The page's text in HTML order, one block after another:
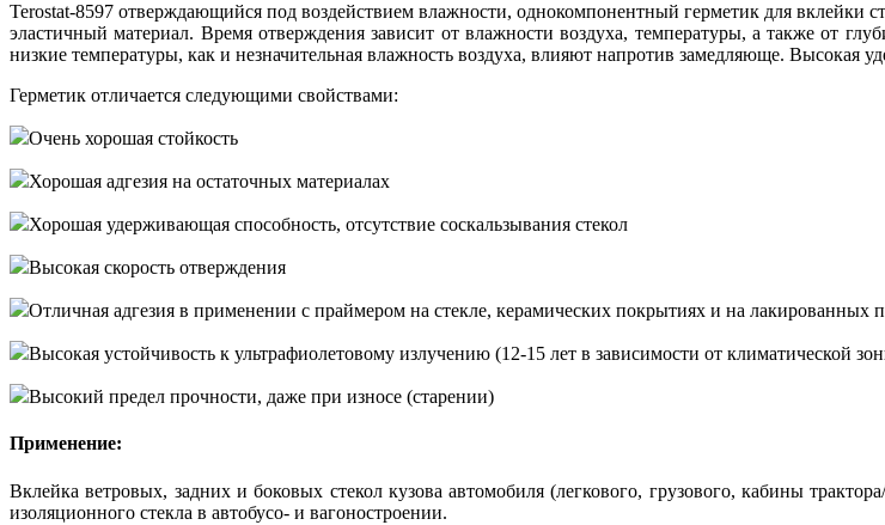
Terostat-8597 отверждающийся под воздействием влажности, однокомпонентный герметик для вклейки
эластичный материал. Время отверждения зависит от влажности воздуха, температуры, а также от
низкие температуры, как и незначительная влажность воздуха, влияют напротив замедляюще. Высокая
Герметик отличается следующими свойствами:
Очень хорошая стойкость
Хорошая адгезия на остаточных материалах
Хорошая удерживающая способность, отсутствие соскальзывания стекол
Высокая скорость отверждения
Отличная адгезия в применении с праймером на стекле, керамических покрытиях и на лакированных
Высокая устойчивость к ультрафиолетовому излучению (12-15 лет в зависимости от климатической
Высокий предел прочности, даже при износе (старении)
Применение:
Вклейка ветровых, задних и боковых стекол кузова автомобиля (легкового, грузового, кабины
изоляционного стекла в автобусо- и вагоностроении.